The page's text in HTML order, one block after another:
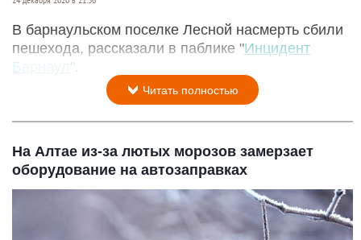
В барнаульском поселке Лесной насмерть сбили
пешехода, рассказали в паблике "Инцидент
Барнаул ".
Читать полностью
На Алтае из-за лютых морозов замерзает
оборудование на автозаправках